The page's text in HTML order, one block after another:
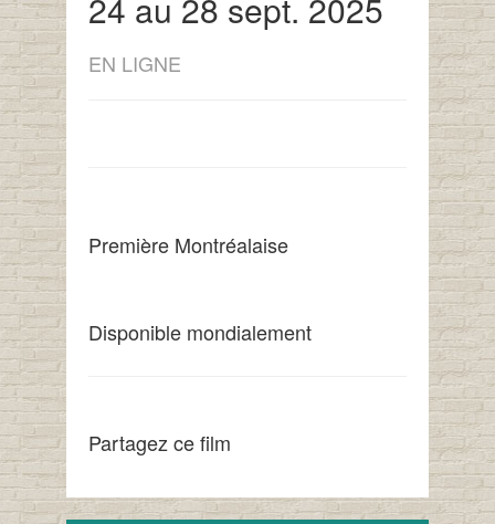
EN LIGNE
Première Montréalaise
Disponible mondialement
Partagez ce film